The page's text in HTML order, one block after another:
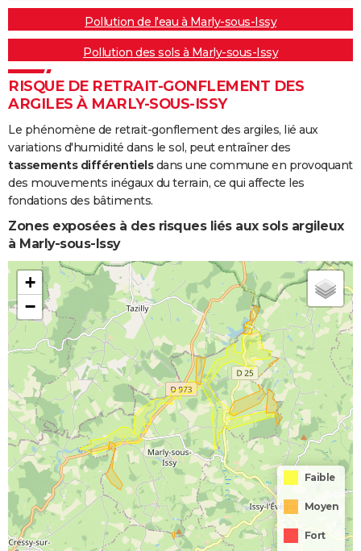
Pollution de l'eau à Marly-sous-Issy
Pollution des sols à Marly-sous-Issy
RISQUE DE RETRAIT-GONFLEMENT DES
ARGILES À MARLY-SOUS-ISSY
Le phénomène de retrait-gonflement des argiles, lié aux
variations d'humidité dans le sol, peut entraîner des
tassements différentielsdans une commune en provoquant
des mouvements inégaux du terrain, ce qui affecte les
fondations des bâtiments.
Zones exposées à des risques liés aux sols argileux
à Marly-sous-Issy
+
−
Faible
Moyen
Fort